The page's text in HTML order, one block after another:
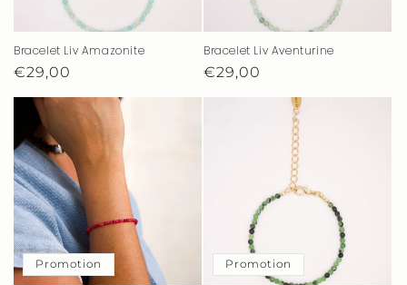
Bracelet Liv Amazonite
Prix
habituel
€29,00
Bracelet Liv Aventurine
Prix
€29,00
Promotion Promotion